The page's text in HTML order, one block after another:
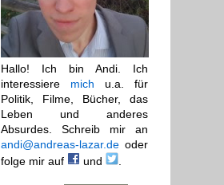
Hallo! Ich bin Andi. Ich
interessiere mich u.a. für
Politik, Filme, Bücher, das
Leben und anderes
Absurdes. Schreib mir an
andi@andreas-lazar.de oder
folge mir auf
und .